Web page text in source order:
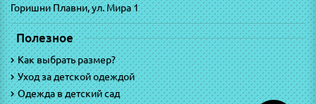
Горишни Плавни, ул. Мира 1
Полезное
Как выбрать размер?
Уход за детской одеждой
Одежда в детский сад